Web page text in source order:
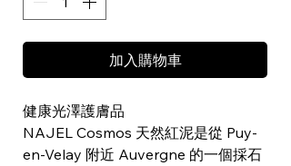
加入購物車
健康光澤護膚品
NAJEL Cosmos 天然紅泥是從 Puy-
en-Velay 附近 Auvergne 的一個採石